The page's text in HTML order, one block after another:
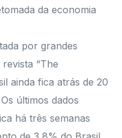
da economia
por grandes
“The
ainda fica atrás de 20
últimos dados
há três semanas